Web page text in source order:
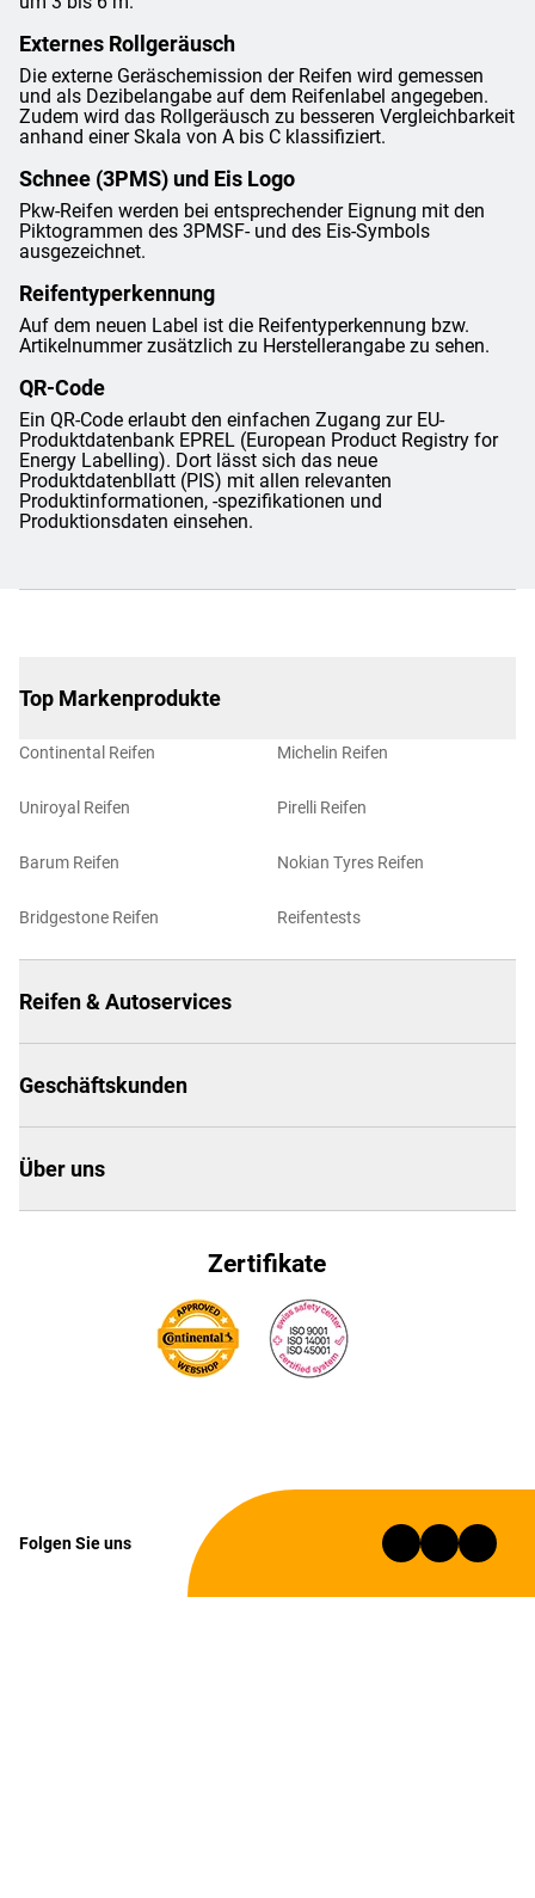
Externes Rollgeräusch
Die externe Geräschemission der Reifen wird gemessen
und als Dezibelangabe auf dem Reifenlabel angegeben.
Zudem wird das Rollgeräusch zu besseren Vergleichbarkeit
anhand einer Skala von A bis C klassifiziert.
Schnee (3PMS) und Eis Logo
Pkw-Reifen werden bei entsprechender Eignung mit den
Piktogrammen des 3PMSF- und des Eis-Symbols
ausgezeichnet.
Reifentyperkennung
Auf dem neuen Label ist die Reifentyperkennung bzw.
Artikelnummer zusätzlich zu Herstellerangabe zu sehen.
QR-Code
Ein QR-Code erlaubt den einfachen Zugang zur EU-
Produktdatenbank EPREL (European Product Registry for
Energy Labelling). Dort lässt sich das neue
Produktdatenbllatt (PIS) mit allen relevanten
Produktinformationen, -spezifikationen und
Produktionsdaten einsehen.
Top Markenprodukte
Continental Reifen
Uniroyal Reifen
Barum Reifen
Bridgestone Reifen
Michelin Reifen
Pirelli Reifen
Nokian Tyres Reifen
Reifentests
Reifen & Autoservices
Geschäftskunden
Über uns
Zertifikate
Folgen Sie uns